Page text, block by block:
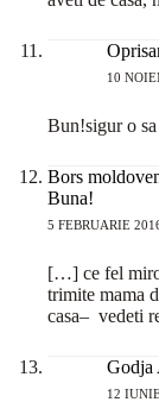
10
Bun!sigur o
Bors
Buna!
5 FEBRUARIE
[…] ce fel
trimite mama
casa– vedeti
Godja
12